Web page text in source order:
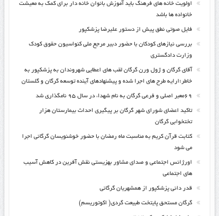
اولویت خانه های فرهنگ باید آموزش بانوان خانه دار برای کمک به معیشت
خانواده ها باشد
فایل صوتی نطق پیش از دستور علیرضا پزشکپور
بررسی نیازهای کودکان با حضور دبیر مرجع ملی کنواسیون حقوق کودک
وزارت دادگستری
آقای گرگان و ژول ورن گرگان لقب های اعطایی شهروندان به پزشکپور به
خاطر؛ارایه طرح های اجرا شده و پیشنهادهای آینده توسعه گرگان و گلستان
۶۹معبر اصلی و فرعی گرگان به نام شهداء در سال ۹۵ نامگذاری شد
تاکید اعضای شورای شهر گرگان بر پیگیری احداث بیمارستان هزار
تختخوابی گرگان
کتابت قرآن کریم به مناسبت ماه رمضان با حضور خوشنویسان گرگانی اجرا
می شود
اورژانس اجتماعی و صدای مشاور بهزیستی نقش آفرین در کاهش آسیب
های اجتماعی
قدر دانی پزشکپور از همشهریان گرگانی
گرگان مستحق پایتخت طبیعت گردی( اکوتوریسم)